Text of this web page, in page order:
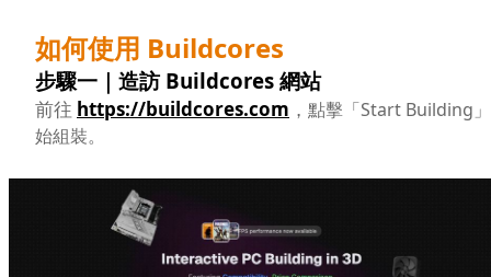
如何使用 Buildcores
步驟一｜造訪 Buildcores 網站
前往 https://buildcores.com ， 點擊「Start Building
始組裝。